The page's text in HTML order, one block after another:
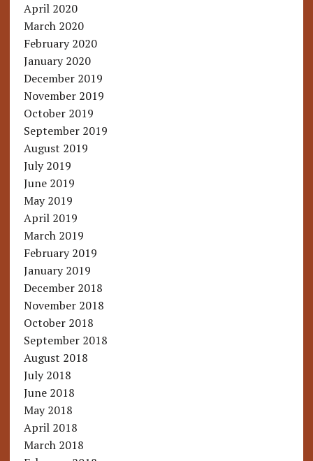
April 2020
March 2020
February 2020
January 2020
December 2019
November 2019
October 2019
September 2019
August 2019
July 2019
June 2019
May 2019
April 2019
March 2019
February 2019
January 2019
December 2018
November 2018
October 2018
September 2018
August 2018
July 2018
June 2018
May 2018
April 2018
March 2018